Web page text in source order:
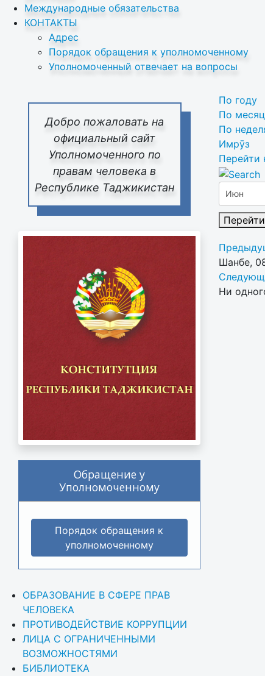
Международные обязательства
КОНТАКТЫ
Адрес
Порядок обращения к уполномоченному
Уполномоченный отвечает на вопросы
Добро пожаловать на
официальный сайт
Уполномоченного по
правам человека в
Республике Таджикистан
Обращение у
Уполномоченному
Порядок обращения к
уполномоченному
ОБРАЗОВАНИЕ В СФЕРЕ ПРАВ
ЧЕЛОВЕКА
ПРОТИВОДЕЙСТВИЕ КОРРУПЦИИ
ЛИЦА С ОГРАНИЧЕННЫМИ
ВОЗМОЖНОСТЯМИ
БИБЛИОТЕКА
По году
По
По
Имрӯз
Перейти
Шанбе,
Ни